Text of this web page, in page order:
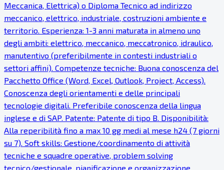
Meccanica, Elettrica) o Diploma Tecnico ad indirizzo
meccanico, elettrico, industriale, costruzioni ambiente e
territorio. Esperienza: 1-3 anni maturata in almeno uno
degli ambiti: elettrico, meccanico, meccatronico, idraulico,
manutentivo (preferibilmente in contesti industriali o
settori affini). Competenze tecniche: Buona conoscenza del
Pacchetto Office (Word, Excel, Outlook, Project, Access).
Conoscenza degli orientamenti e delle principali
tecnologie digitali. Preferibile conoscenza della lingua
inglese e di SAP. Patente: Patente di tipo B. Disponibilità:
Alla reperibilità fino a max 10 gg medi al mese h24 (7 giorni
su 7). Soft skills: Gestione/coordinamento di attività
tecniche e squadre operative, problem solving
tecnico/gestionale, pianificazione e organizzazione,